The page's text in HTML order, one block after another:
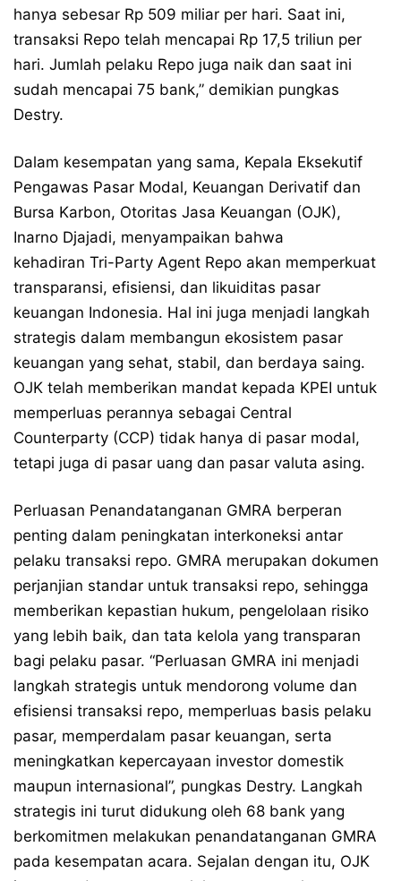
hanya sebesar Rp 509 miliar per hari. Saat ini,
transaksi Repo telah mencapai Rp 17,5 triliun per
hari. Jumlah pelaku Repo juga naik dan saat ini
sudah mencapai 75 bank,” demikian pungkas
Destry.
Dalam kesempatan yang sama, Kepala Eksekutif
Pengawas Pasar Modal, Keuangan Derivatif dan
Bursa Karbon, Otoritas Jasa Keuangan (OJK),
Inarno Djajadi, menyampaikan bahwa
kehadiran Tri-Party Agent Repo akan memperkuat
transparansi, efisiensi, dan likuiditas pasar
keuangan Indonesia. Hal ini juga menjadi langkah
strategis dalam membangun ekosistem pasar
keuangan yang sehat, stabil, dan berdaya saing.
OJK telah memberikan mandat kepada KPEI untuk
memperluas perannya sebagai Central
Counterparty (CCP) tidak hanya di pasar modal,
tetapi juga di pasar uang dan pasar valuta asing.
Perluasan Penandatanganan GMRA berperan
penting dalam peningkatan interkoneksi antar
pelaku transaksi repo. GMRA merupakan dokumen
perjanjian standar untuk transaksi repo, sehingga
memberikan kepastian hukum, pengelolaan risiko
yang lebih baik, dan tata kelola yang transparan
bagi pelaku pasar. “Perluasan GMRA ini menjadi
langkah strategis untuk mendorong volume dan
efisiensi transaksi repo, memperluas basis pelaku
pasar, memperdalam pasar keuangan, serta
meningkatkan kepercayaan investor domestik
maupun internasional”, pungkas Destry. Langkah
strategis ini turut didukung oleh 68 bank yang
berkomitmen melakukan penandatanganan GMRA
pada kesempatan acara. Sejalan dengan itu, OJK